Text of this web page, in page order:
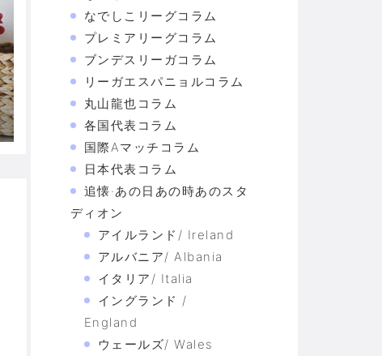
なでしこリーグコラム
プレミアリーグコラム
ブンデスリーガコラム
リーガエスパニョルコラム
丸山龍也コラム
各国代表コラム
国際Aマッチコラム
日本代表コラム
追懐·あの日あの時あのスタ
ディオン
アイルランド/ Ireland
アルバニア/ Albania
イタリア/ Italia
イングランド /
England
ウェールズ/ Wales